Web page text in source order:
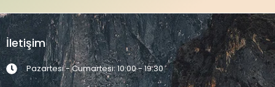
İletişim
Pazartesi - Cumartesi: 10:00 - 19:30